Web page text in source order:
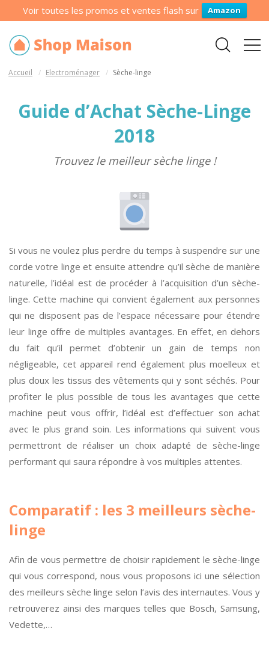
Voir toutes les promos et ventes flash sur Amazon
Accueil Electroménager Sèche-linge
Guide d’Achat Sèche-Linge
2018
Trouvez le meilleur sèche linge !
Si vous ne voulez plus perdre du temps à suspendre sur une
corde votre linge et ensuite attendre qu’il sèche de manière
naturelle, l’idéal est de procéder à l’acquisition d’un sèche-
linge. Cette machine qui convient également aux personnes
qui ne disposent pas de l’espace nécessaire pour étendre
leur linge offre de multiples avantages. En effet, en dehors
du fait qu’il permet d’obtenir un gain de temps non
négligeable, cet appareil rend également plus moelleux et
plus doux les tissus des vêtements qui y sont séchés. Pour
profiter le plus possible de tous les avantages que cette
machine peut vous offrir, l’idéal est d’effectuer son achat
avec le plus grand soin. Les informations qui suivent vous
permettront de réaliser un choix adapté de sèche-linge
performant qui saura répondre à vos multiples attentes.
Comparatif : les 3 meilleurs sèche-
linge
Afin de vous permettre de choisir rapidement le sèche-linge
qui vous correspond, nous vous proposons ici une sélection
des meilleurs sèche linge selon l’avis des internautes. Vous y
retrouverez ainsi des marques telles que Bosch, Samsung,
Vedette,…